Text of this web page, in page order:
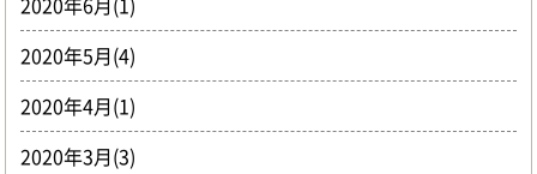
2020年5月(4)
2020年4月(1)
2020年3月(3)